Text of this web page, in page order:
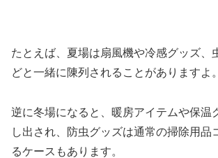
たとえば、夏場は扇風機や冷感グッズ、
どと一緒に陳列されることがありますよ。
逆に冬場になると、暖房アイテムや保温
し出され、防虫グッズは通常の掃除用品
るケースもあります。